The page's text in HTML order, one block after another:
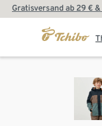
Gratisversand ab 29 €